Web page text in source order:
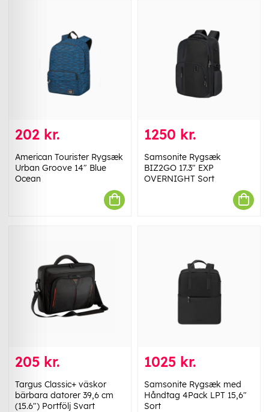
202 kr.
American Tourister Rygsæk
Urban Groove 14" Blue
Ocean
1250 kr.
Samsonite Rygsæk
BIZ2GO 17.3" EXP
OVERNIGHT Sort
205 kr.
Targus Classic+ väskor
bärbara datorer 39,6 cm
(15.6") Portfölj Svart
1025 kr.
Samsonite Rygsæk med
Håndtag 4Pack LPT 15,6"
Sort